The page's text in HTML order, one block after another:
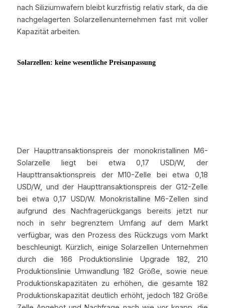
nach Siliziumwafern bleibt kurzfristig relativ stark, da die
nachgelagerten Solarzellenunternehmen fast mit voller
Kapazität arbeiten.
Der Haupttransaktionspreis der monokristallinen M6-
Solarzelle liegt bei etwa 0,17 USD/W, der
Haupttransaktionspreis der M10-Zelle bei etwa 0,18
USD/W, und der Haupttransaktionspreis der G12-Zelle
bei etwa 0,17 USD/W. Monokristalline M6-Zellen sind
aufgrund des Nachfragerückgangs bereits jetzt nur
noch in sehr begrenztem Umfang auf dem Markt
verfügbar, was den Prozess des Rückzugs vom Markt
beschleunigt. Kürzlich, einige Solarzellen Unternehmen
durch die 166 Produktionslinie Upgrade 182, 210
Produktionslinie Umwandlung 182 Größe, sowie neue
Produktionskapazitäten zu erhöhen, die gesamte 182
Produktionskapazität deutlich erhöht, jedoch 182 Größe